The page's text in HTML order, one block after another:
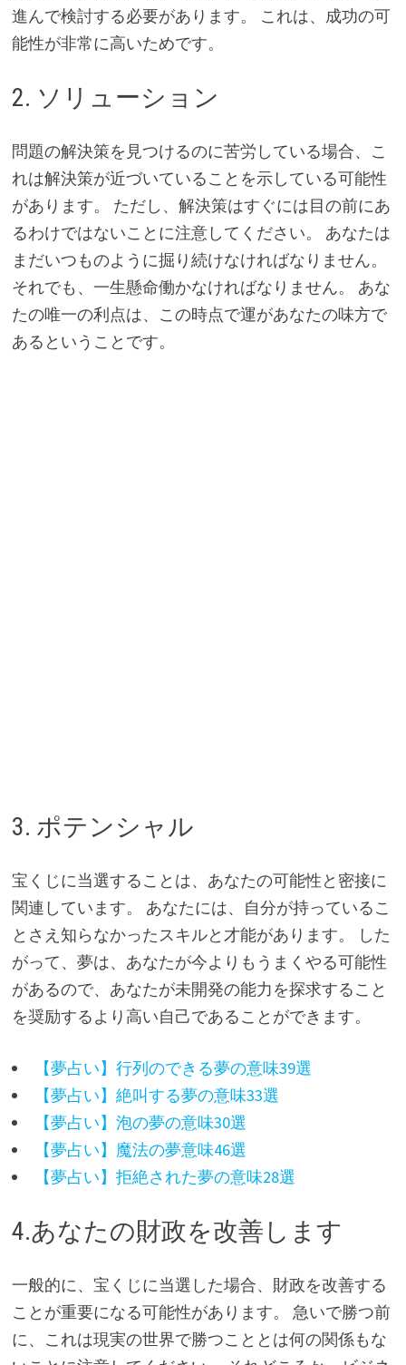
進んで検討する必要があります。 これは、成功の可
能性が非常に高いためです。
2. ソリューション
問題の解決策を見つけるのに苦労している場合、こ
れは解決策が近づいていることを示している可能性
があります。 ただし、解決策はすぐには目の前にあ
るわけではないことに注意してください。 あなたは
まだいつものように掘り続けなければなりません。
それでも、一生懸命働かなければなりません。 あな
たの唯一の利点は、この時点で運があなたの味方で
あるということです。
3. ポテンシャル
宝くじに当選することは、あなたの可能性と密接に
関連しています。 あなたには、自分が持っているこ
とさえ知らなかったスキルと才能があります。 した
がって、夢は、あなたが今よりもうまくやる可能性
があるので、あなたが未開発の能力を探求すること
を奨励するより高い自己であることができます。
【夢占い】行列のできる夢の意味39選
【夢占い】絶叫する夢の意味33選
【夢占い】泡の夢の意味30選
【夢占い】魔法の夢意味46選
【夢占い】拒絶された夢の意味28選
4.あなたの財政を改善します
一般的に、宝くじに当選した場合、財政を改善する
ことが重要になる可能性があります。 急いで勝つ前
に、これは現実の世界で勝つこととは何の関係もな